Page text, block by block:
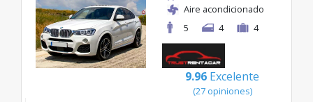
Aire acondicionado
5
4 4
9.96 Excelente
(27 opiniones)